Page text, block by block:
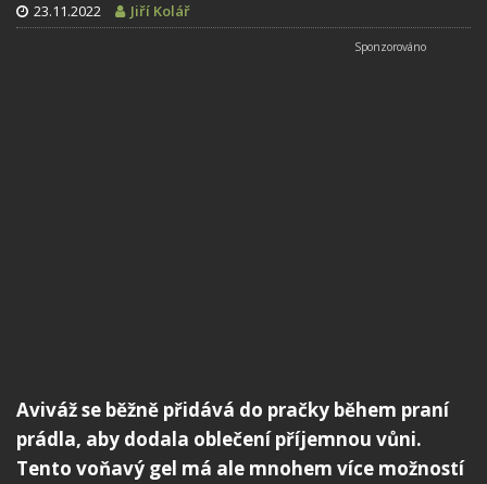
23.11.2022 Jiří Kolář
Aviváž se běžně přidává do pračky během praní
prádla, aby dodala oblečení příjemnou vůni.
Tento voňavý gel má ale mnohem více možností